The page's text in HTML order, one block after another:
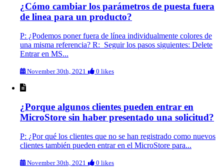
¿Cómo cambiar los parámetros de puesta fuera
de linea para un producto?
P: ¿Podemos poner fuera de línea individualmente colores de
una misma referencia? R: Seguir los pasos siguientes: Delete
Entrar en MS...
November 30th, 2021 0 likes
¿Porque algunos clientes pueden entrar en
MicroStore sin haber presentado una solicitud?
P: ¿Por qué los clientes que no se han registrado como nuevos
clientes también pueden entrar en el MicroStore para...
November 30th, 2021 0 likes